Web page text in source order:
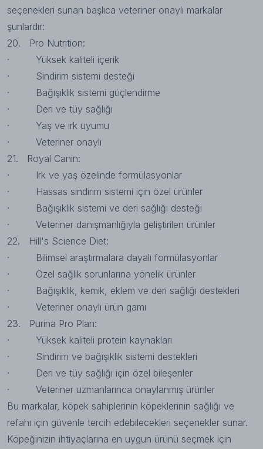
seçenekleri sunan başlıca veteriner onaylı markalar
şunlardır:
20. Pro Nutrition:
· Yüksek kaliteli içerik
· Sindirim sistemi desteği
· Bağışıklık sistemi güçlendirme
· Deri ve tüy sağlığı
· Yaş ve ırk uyumu
· Veteriner onaylı
21. Royal Canin:
· Irk ve yaş özelinde formülasyonlar
· Hassas sindirim sistemi için özel ürünler
· Bağışıklık sistemi ve deri sağlığı desteği
· Veteriner danışmanlığıyla geliştirilen ürünler
22. Hill's Science Diet:
· Bilimsel araştırmalara dayalı formülasyonlar
· Özel sağlık sorunlarına yönelik ürünler
· Bağışıklık, kemik, eklem ve deri sağlığı destekleri
· Veteriner onaylı ürün gamı
23. Purina Pro Plan:
· Yüksek kaliteli protein kaynakları
· Sindirim ve bağışıklık sistemi destekleri
· Deri ve tüy sağlığı için özel bileşenler
· Veteriner uzmanlarınca onaylanmış ürünler
Bu markalar, köpek sahiplerinin köpeklerinin sağlığı ve
refahı için güvenle tercih edebilecekleri seçenekler sunar.
Köpeğinizin ihtiyaçlarına en uygun ürünü seçmek için